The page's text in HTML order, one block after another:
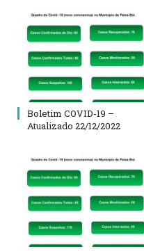
Boletim COVID-19 –
Atualizado 22/12/2022